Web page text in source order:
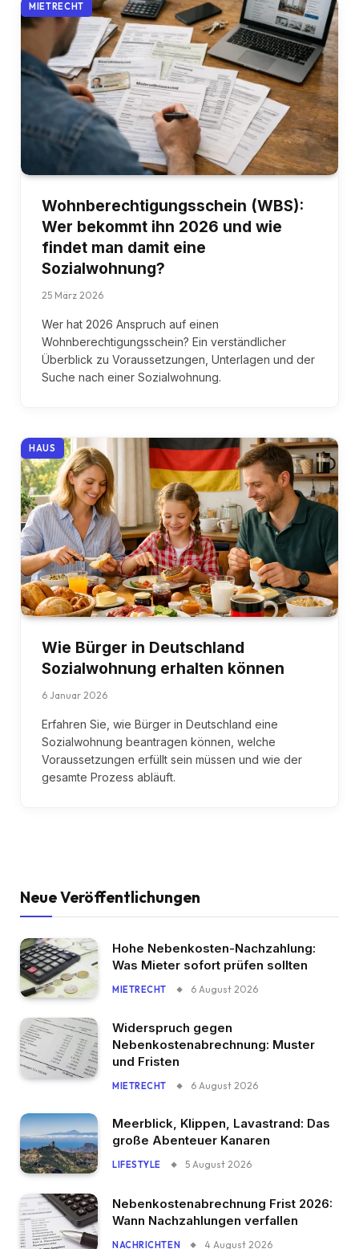
MIETRECHT
Wohnberechtigungsschein (WBS):
Wer bekommt ihn 2026 und wie
findet man damit eine
Sozialwohnung?
25 März 2026
Wer hat 2026 Anspruch auf einen
Wohnberechtigungsschein? Ein verständlicher
Überblick zu Voraussetzungen, Unterlagen und der
Suche nach einer Sozialwohnung.
HAUS
Wie Bürger in Deutschland
Sozialwohnung erhalten können
6 Januar 2026
Erfahren Sie, wie Bürger in Deutschland eine
Sozialwohnung beantragen können, welche
Voraussetzungen erfüllt sein müssen und wie der
gesamte Prozess abläuft.
Neue Veröffentlichungen
Hohe Nebenkosten-Nachzahlung:
Was Mieter sofort prüfen sollten
MIETRECHT 6 August 2026
Widerspruch gegen
Nebenkostenabrechnung: Muster
und Fristen
MIETRECHT 6 August 2026
Meerblick, Klippen, Lavastrand: Das
große Abenteuer Kanaren
LIFESTYLE 5 August 2026
Nebenkostenabrechnung Frist 2026:
Wann Nachzahlungen verfallen
NACHRICHTEN 4 August 2026